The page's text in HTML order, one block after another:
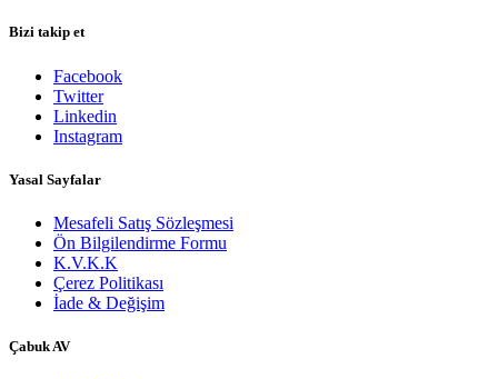
Bizi takip et
Facebook
Twitter
Linkedin
Instagram
Yasal Sayfalar
Mesafeli Satış Sözleşmesi
Ön Bilgilendirme Formu
K.V.K.K
Çerez Politikası
İade & Değişim
​Çabuk AV